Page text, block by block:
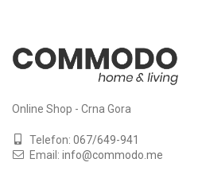
Online Shop - Crna Gora
Telefon: 067/649-941
Email: info@commodo.me